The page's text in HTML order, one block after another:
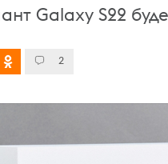
Galaxy S22
2